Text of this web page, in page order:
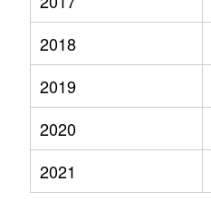
2018
2019
2020
2021